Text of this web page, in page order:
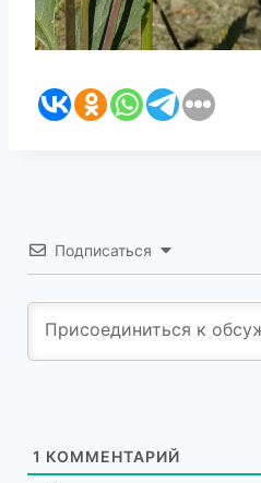
Подписаться
1 КОММЕНТАРИЙ